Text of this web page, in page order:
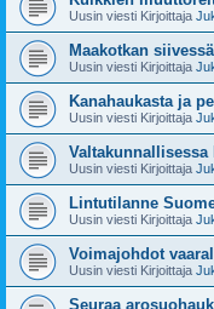
Uusin viesti Kirjoittaja
Maakotkan
Uusin viesti Kirjoittaja
Kanahaukasta ja
Uusin viesti Kirjoittaja
Valtakunnallisessa
Uusin viesti Kirjoittaja
Lintutilanne
Uusin viesti Kirjoittaja
Voimajohdot
Uusin viesti Kirjoittaja
Seuraa